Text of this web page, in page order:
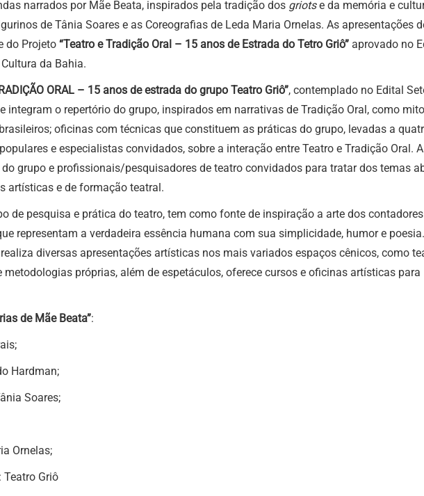
narrados por Mãe Beata, inspirados pela tradição dos griotse da memória e
de Tânia Soares e as Coreografias de Leda Maria Ornelas. As
do Projeto “Teatro e Tradição Oral – 15 anos de Estrada do Tetro Griô” aprovado no
da Bahia.
ORAL – 15 anos de estrada do grupo Teatro Griô”, contemplado no Edital
integram o repertório do grupo, inspirados em narrativas de Tradição Oral, como
oficinas com técnicas que constituem as práticas do grupo, levadas a
e especialistas convidados, sobre a interação entre Teatro e Tradição Oral.
grupo e profissionais/pesquisadores de teatro convidados para tratar dos temas
artísticas e de formação teatral.
de pesquisa e prática do teatro, tem como fonte de inspiração a arte dos
representam a verdadeira essência humana com sua simplicidade, humor e
diversas apresentações artísticas nos mais variados espaços cênicos, como
metodologias próprias, além de espetáculos, oferece cursos e oficinas artísticas
de Mãe Beata”:
Hardman;
Soares;
Ornelas;
Teatro Griô